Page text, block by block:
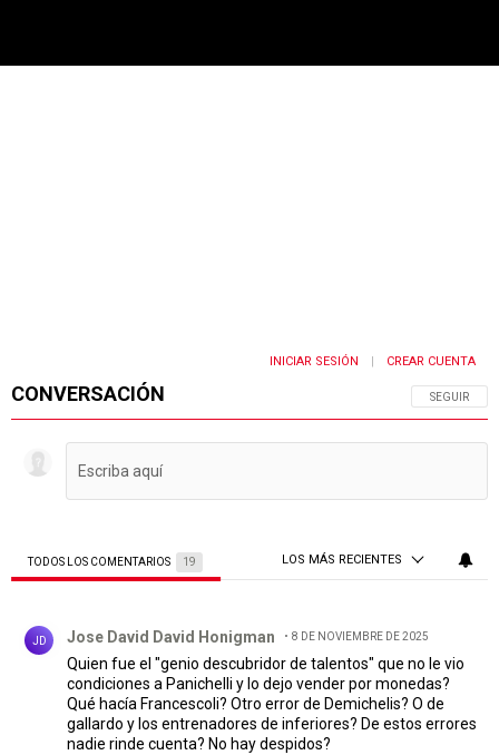
CONVERSACIÓN SIGA ESTA
SEGUIR
INICIAR SESIÓN CREAR CUENTA
TODOS LOS COMENTARIOS 19 LOS MÁS RECIENTES
JD Jose David David Honigman 8 DE NOVIEMBRE DE 2025
Quien fue el "genio descubridor de talentos" que no le vio
condiciones a Panichelli y lo dejo vender por monedas?
Qué hacía Francescoli? Otro error de Demichelis? O de
gallardo y los entrenadores de inferiores? De estos errores
nadie rinde cuenta? No hay despidos?